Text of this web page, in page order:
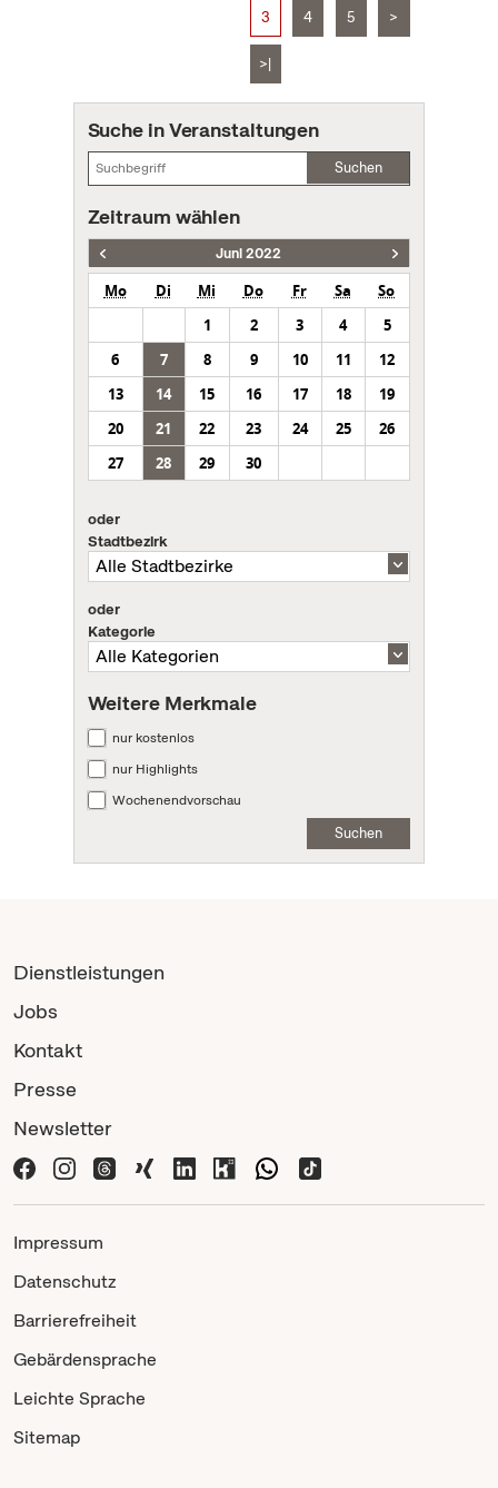
3 4 5 >
>|
Suche in Veranstaltungen
Suchen
Zeitraum wählen
Juni 2022
Mo Di Mi Do Fr Sa
So
1
2 3 4
5
6
7 8 9 10 11
12
13
14 15 16 17 18
19
20
21 22 23 24 25
26
27
28 29 30
oder
Stadtbezirk
oder
Kategorie
Weitere Merkmale
nur kostenlos
nur Highlights
Wochenendvorschau
Suchen
Dienstleistungen
Jobs
Kontakt
Presse
Newsletter
Impressum
Datenschutz
Barrierefreiheit
Gebärdensprache
Leichte Sprache
Sitemap